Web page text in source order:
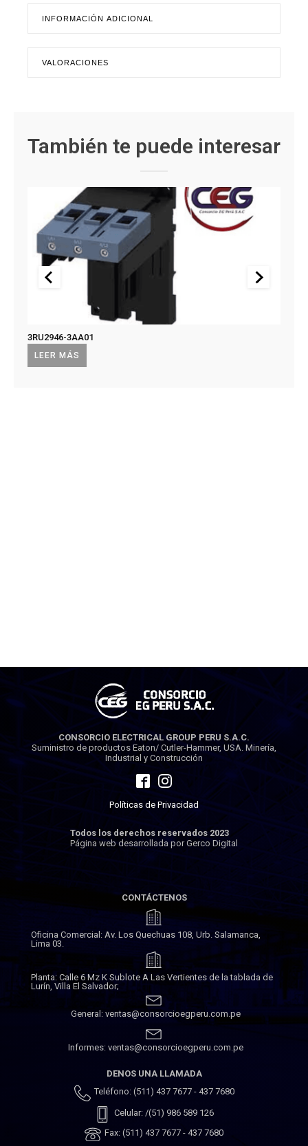
INFORMACIÓN ADICIONAL
VALORACIONES
También te puede interesar
LEER MÁS
3RU2946-3AA01
CONSORCIO ELECTRICAL GROUP PERU S.A.C.
Suministro de productos Eaton/ Cutler-Hammer, USA. Minería,
Industrial y Construcción
Políticas de Privacidad
Todos los derechos reservados 2023
Página web desarrollada por Gerco Digital
CONTÁCTENOS
Oficina Comercial: Av. Los Quechuas 108, Urb. Salamanca,
Lima 03.
Planta: Calle 6 Mz K Sublote A Las Vertientes de la tablada de
Lurín, Villa El Salvador;
General: ventas@consorcioegperu.com.pe
Informes: ventas@consorcioegperu.com.pe
DENOS UNA LLAMADA
Teléfono: (511) 437 7677 - 437 7680
Celular: /(51) 986 589 126
Fax: (511) 437 7677 - 437 7680